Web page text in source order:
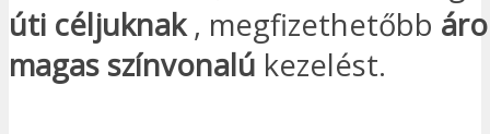
úti céljuknak, megfizethetőbb
magas színvonalú kezelést.